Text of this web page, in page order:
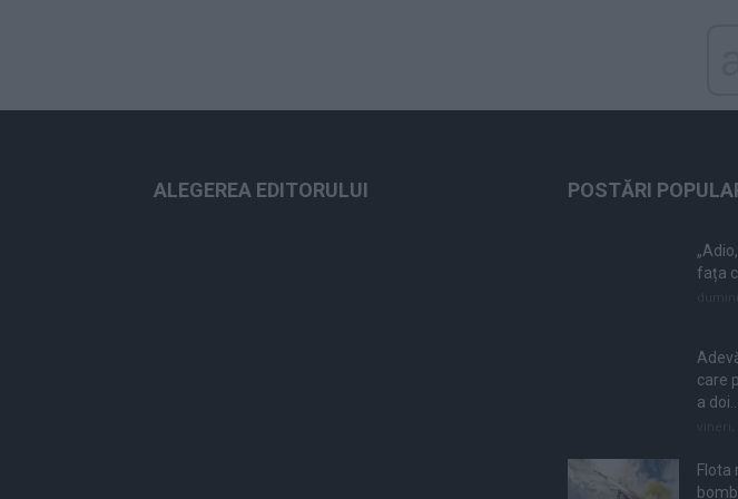
ALEGEREA EDITORULUI POSTĂRI
fața
care
a doi...
Flota